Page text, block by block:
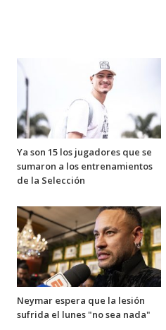
Ya son 15 los jugadores que se
sumaron a los entrenamientos
de la Selección
Neymar espera que la lesión
sufrida el lunes "no sea nada"